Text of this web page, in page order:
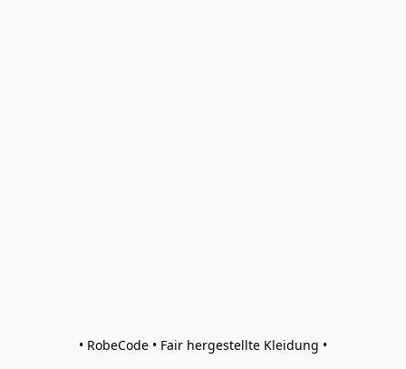
• RobeCode • Fair hergestellte Kleidung •